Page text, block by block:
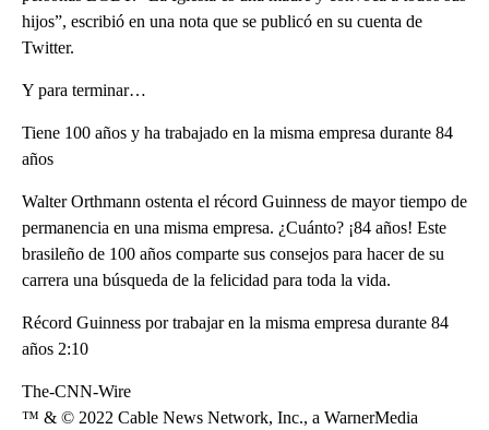
hijos”, escribió en una nota que se publicó en su cuenta de
Twitter.
Y para terminar…
Tiene 100 años y ha trabajado en la misma empresa durante 84
años
Walter Orthmann ostenta el récord Guinness de mayor tiempo de
permanencia en una misma empresa. ¿Cuánto? ¡84 años! Este
brasileño de 100 años comparte sus consejos para hacer de su
carrera una búsqueda de la felicidad para toda la vida.
Récord Guinness por trabajar en la misma empresa durante 84
años 2:10
The-CNN-Wire
™ & © 2022 Cable News Network, Inc., a WarnerMedia